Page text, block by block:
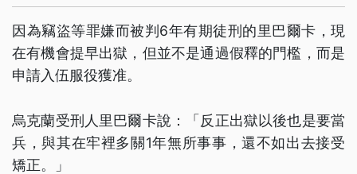
因為竊盜等罪嫌而被判6年有期徒刑的里巴爾卡，現
在有機會提早出獄，但並不是通過假釋的門檻，而是
申請入伍服役獲准。
烏克蘭受刑人里巴爾卡說：「反正出獄以後也是要當
兵，與其在牢裡多關1年無所事事，還不如出去接受
矯正。」